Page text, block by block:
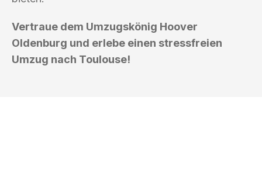
Vertraue dem Umzugskönig Hoover
Oldenburg und erlebe einen stressfreien
Umzug nach Toulouse!